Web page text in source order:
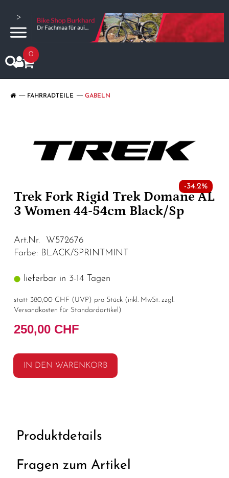
>
0
FAHRRADTEILE GABELN
-34.2%
Trek Fork Rigid Trek Domane AL
3 Women 44-54cm Black/Sp
Art.Nr. W572676
Farbe: BLACK/SPRINTMINT
lieferbar in 3-14 Tagen
statt 380,00 CHF ( UVP ) pro Stück (inkl. MwSt. zzgl.
Versandkosten für Standardartikel )
250,00 CHF
IN DEN WARENKORB
Produktdetails
Fragen zum Artikel